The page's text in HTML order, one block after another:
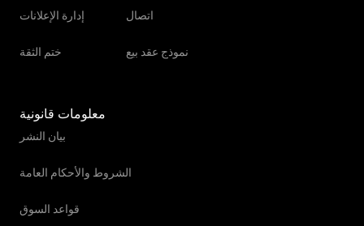
إدارة الإعلانات
ختم الثقة
اتصال
نموذج عقد بيع
معلومات قانونية
بيان النشر
الشروط والأحكام العامة
قواعد السوق